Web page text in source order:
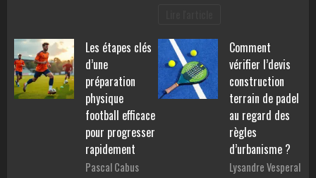
Les étapes clés
d’une
préparation
physique
football efficace
pour progresser
rapidement
Pascal Cabus
Comment
vérifier l’devis
construction
terrain de padel
au regard des
règles
d’urbanisme ?
Lysandre Vesperal